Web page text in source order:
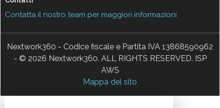
Contatta il nostro team per maggiori informazioni
Nextwork360 - Codice fiscale e Partita IVA 13868590962
- © 2026 Nextwork360. ALL RIGHTS RESERVED. ISP
AWS
Mappa del sito